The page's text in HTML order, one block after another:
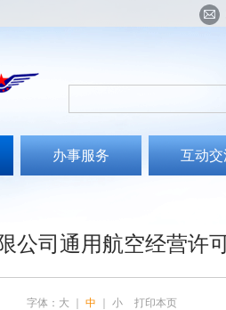
办事服务 互动交
公司通用航空经营许
字体： 大 中 小 打印本页